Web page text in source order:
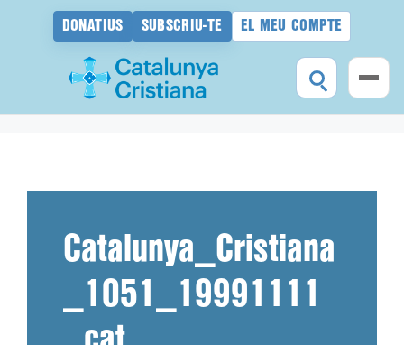
DONATIUS SUBSCRIU-TE EL MEU COMPTE
Catalunya_Cristiana
_1051_19991111